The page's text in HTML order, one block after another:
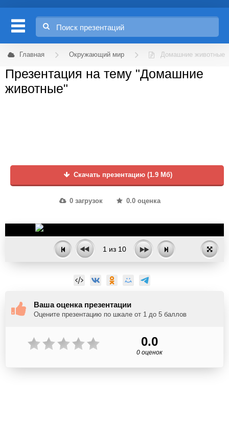
Главная Окружающий мир Домашние животные
Презентация на тему "Домашние
животные"
Скачать презентацию (1.9 Мб)
0 загрузок 0.0 оценка
1 из 10
Ваша оценка презентации
Оцените презентацию по шкале от 1 до 5 баллов
0.0
0 оценок